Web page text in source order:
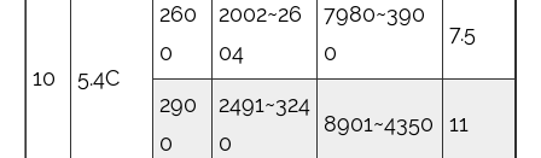
10 5.4C
260
0
2002~26
04
7980~390
0
7.5
290
0
2491~324
0
8901~4350 11